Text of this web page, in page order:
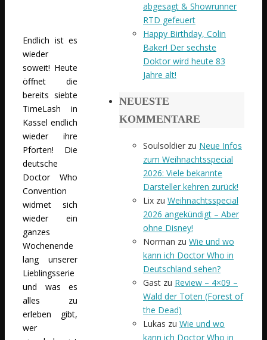
Endlich ist es
wieder
soweit! Heute
öffnet die
bereits siebte
TimeLash in
Kassel endlich
wieder ihre
Pforten! Die
deutsche
Doctor Who
Convention
widmet sich
wieder ein
ganzes
Wochenende
lang unserer
Lieblingsserie
und was es
alles zu
erleben gibt,
wer
abgesagt & Showrunner
RTD gefeuert
Happy Birthday, Colin
Baker! Der sechste
Doktor wird heute 83
Jahre alt!
NEUESTE
KOMMENTARE
Soulsoldier zu Neue Infos
zum Weihnachtsspecial
2026: Viele bekannte
Darsteller kehren zurück!
Lix zu Weihnachtsspecial
2026 angekündigt – Aber
ohne Disney!
Norman zu Wie und wo
kann ich Doctor Who in
Deutschland sehen?
Gast zu Review – 4×09 –
Wald der Toten (Forest of
the Dead)
Lukas zu Wie und wo
kann ich Doctor Who in